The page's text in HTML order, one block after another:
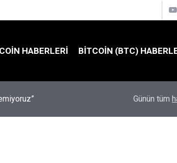
HABERLERI BITCOIN (BTC)
Solana'da Kritik
Günün tüm